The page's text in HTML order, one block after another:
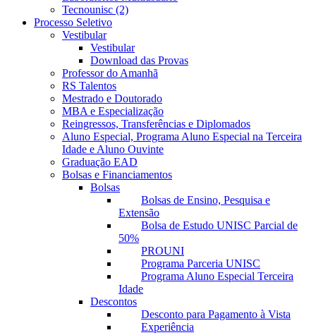
Tecnounisc (2)
Processo Seletivo
Vestibular
Vestibular
Download das Provas
Professor do Amanhã
RS Talentos
Mestrado e Doutorado
MBA e Especialização
Reingressos, Transferências e Diplomados
Aluno Especial, Programa Aluno Especial na Terceira
Idade e Aluno Ouvinte
Graduação EAD
Bolsas e Financiamentos
Bolsas
Bolsas de Ensino, Pesquisa e
Extensão
Bolsa de Estudo UNISC Parcial de
50%
PROUNI
Programa Parceria UNISC
Programa Aluno Especial Terceira
Idade
Descontos
Desconto para Pagamento à Vista
Experiência